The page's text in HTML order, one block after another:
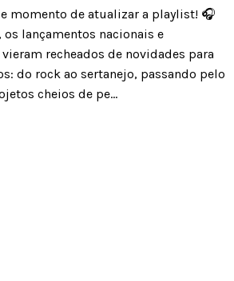
momento de atualizar a playlist! 🎧
os lançamentos nacionais e
recheados de novidades para
do rock ao sertanejo, passando pelo
cheios de pe…